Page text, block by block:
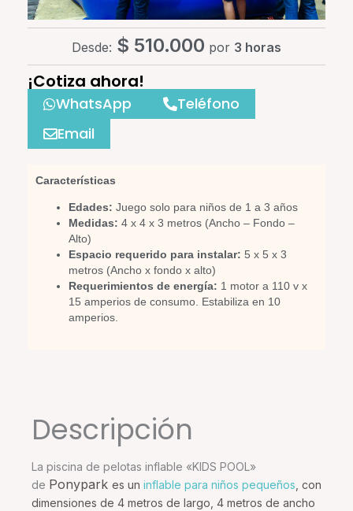
Características
Edades: Juego solo para niños de 1 a 3 años
Medidas: 4 x 4 x 3 metros (Ancho – Fondo –
Alto)
Espacio requerido para instalar: 5 x 5 x 3
metros (Ancho x fondo x alto)
Requerimientos de energía: 1 motor a 110 v x
15 amperios de consumo. Estabiliza en 10
amperios.
Desde: $ 510.000 por 3 horas
¡Cotiza ahora!
WhatsApp
Teléfono
Email
Descripción
La piscina de pelotas inflable «KIDS POOL»
de Ponypark es un inflable para niños pequeños , con
dimensiones de 4 metros de largo, 4 metros de ancho